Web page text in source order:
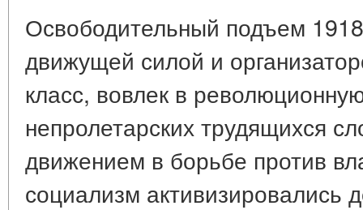
Освободительный подъем
движущей силой и
класс, вовлек в
непролетарских трудящихся
движением в борьбе против
социализм активизировались